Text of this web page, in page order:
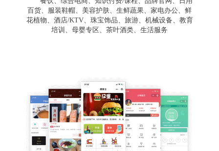
百货、服装鞋帽、美容护肤、生鲜蔬果、家电办公、鲜
花植物、酒店/KTV、珠宝饰品、旅游、机械设备、教育
培训、母婴专区、茶叶酒类、生活服务